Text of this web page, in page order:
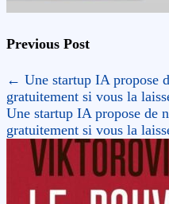
Previous Post
← Une startup IA propose
gratuitement si vous la
Une startup IA propose de
gratuitement si vous la